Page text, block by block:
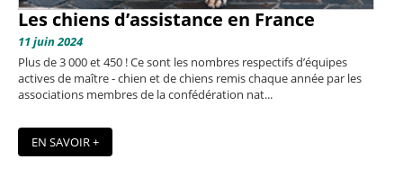
Les chiens d’assistance en France
11 juin 2024
Plus de 3 000 et 450 ! Ce sont les nombres respectifs d’équipes
actives de maître - chien et de chiens remis chaque année par les
associations membres de la confédération nat...
EN SAVOIR +